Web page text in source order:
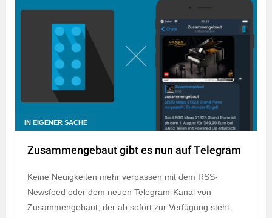
IN EIGENER SACHE
Zusammengebaut gibt es nun auf Telegram
Keine Neuigkeiten mehr verpassen mit dem RSS-
Newsfeed oder dem neuen Telegram-Kanal von
Zusammengebaut, der ab sofort zur Verfügung steht.